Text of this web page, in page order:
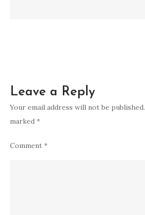
Leave a Reply
Your email address will not be published.
marked *
Comment *